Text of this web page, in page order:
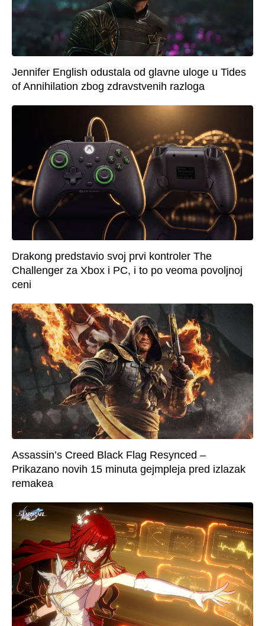
Jennifer English odustala od glavne uloge u Tides
of Annihilation zbog zdravstvenih razloga
Drakong predstavio svoj prvi kontroler The
Challenger za Xbox i PC, i to po veoma povoljnoj
ceni
Assassin’s Creed Black Flag Resynced –
Prikazano novih 15 minuta gejmpleja pred izlazak
remakea